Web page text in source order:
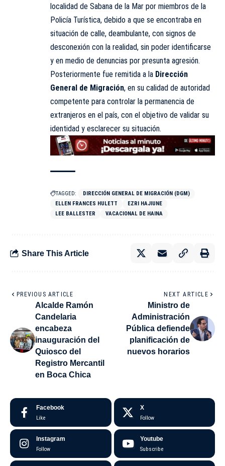
localidad de Sabana de la Mar por miembros de la
Policía Turística, debido a que se encontraba en
situación de calle, deambulante, con signos de
desconexión con la realidad, sin poder identificarse
y en medio de denuncias por presunta agresión.
Posteriormente fue remitida a la Dirección
General de Migración, en su calidad de autoridad
competente para controlar la permanencia de
extranjeros en el país, con el objetivo de validar su
identidad y esclarecer su situación.
TAGGED:
DIRECCIÓN GENERAL DE MIGRACIÓN (DGM)
ELLEN FRANCES HULETT
EZRI HAJIUNE
LEE BALLESTER
VACACIONAL DE HAINA
Share This Article
PREVIOUS ARTICLE
Alcalde Ramón
Candelaria
encabeza
inauguración del
Quiosco del
Registro Mercantil
en Boca Chica
NEXT ARTICLE
Ministro de
Administración
Pública defiende
planificación de
nuevos horarios
Facebook
Like
X
Follow
Instagram
Follow
Youtube
Subscribe